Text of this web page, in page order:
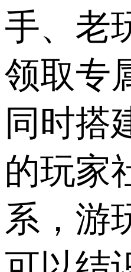
手、老
领取专
同时搭
的玩家
系，游